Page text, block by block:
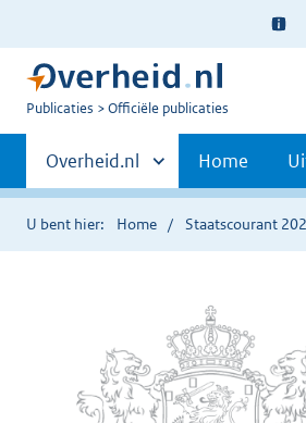
Ter
U
Publicaties Officiële publicaties
Primaire
navigatie
Andere
sites
binnen
Overheid.nl Home
U bent hier: Home Staatscourant